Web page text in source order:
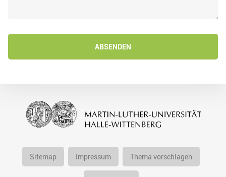
ABSENDEN
Sitemap Impressum Thema vorschlagen